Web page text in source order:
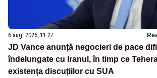
6 aug. 2026, 11:27
JD Vance anunță negocieri de pace
îndelungate cu Iranul, în timp ce
existența discuțiilor cu SUA